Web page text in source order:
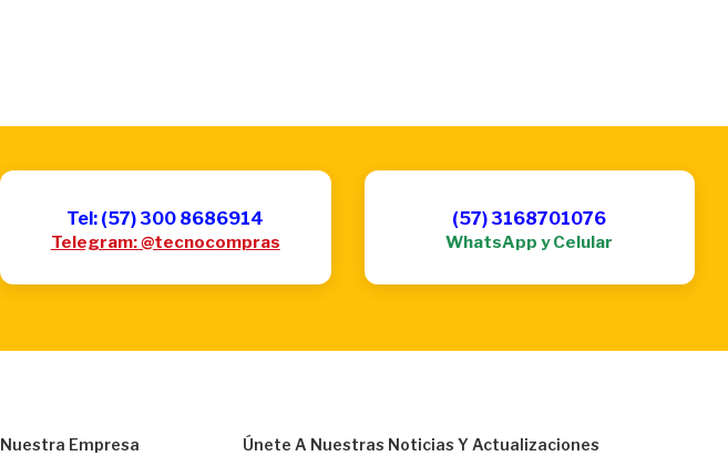
Tel: (57) 300 8686914
Telegram: @tecnocompras
(57) 3168701076
WhatsApp y Celular
Nuestra Empresa Únete A Nuestras Noticias Y Actualizaciones